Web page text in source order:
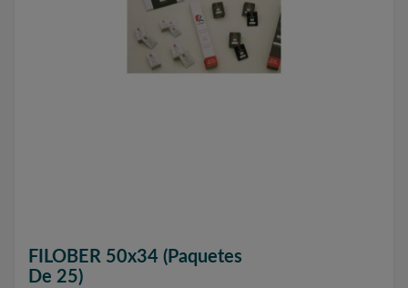
FILOBER 50x34 (paquetes
De 25)